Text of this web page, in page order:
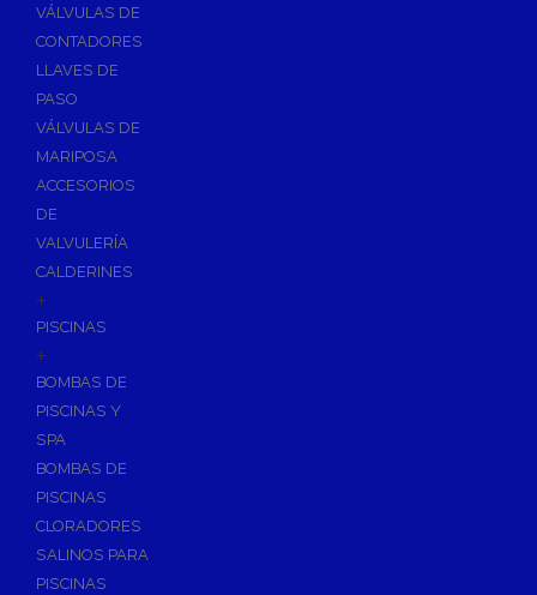
VÁLVULAS DE
CONTADORES
LLAVES DE
PASO
VÁLVULAS DE
MARIPOSA
ACCESORIOS
DE
VALVULERÍA
CALDERINES
+
PISCINAS
+
BOMBAS DE
PISCINAS Y
SPA
BOMBAS DE
PISCINAS
CLORADORES
SALINOS PARA
PISCINAS